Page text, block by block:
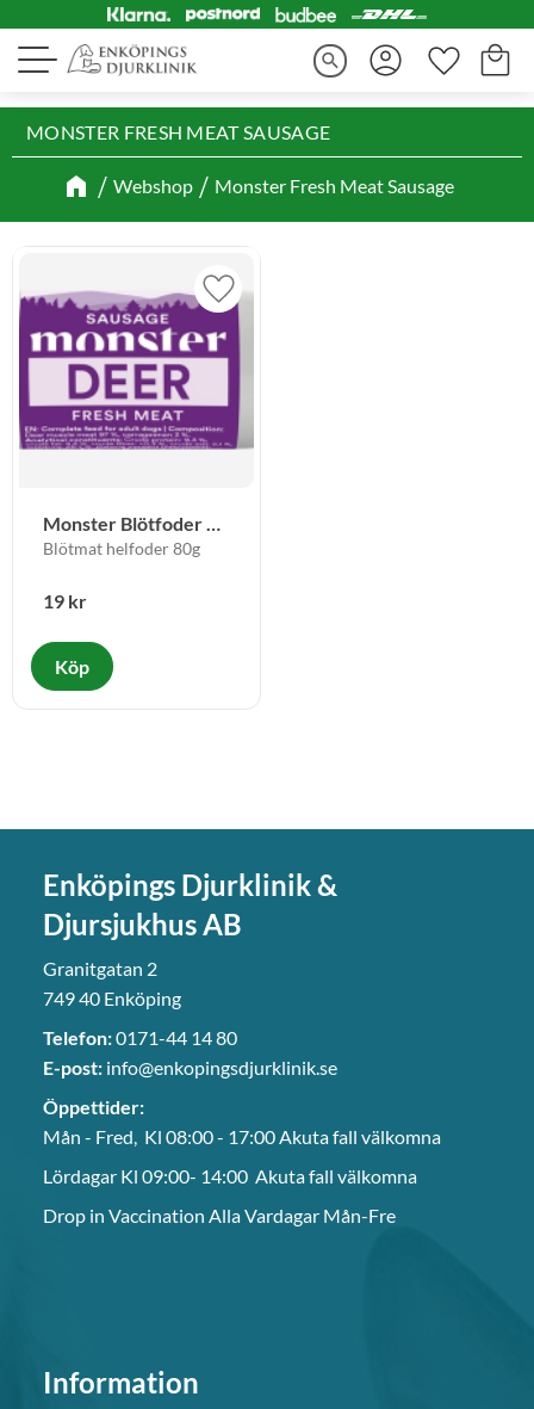
Meny search
MONSTER FRESH MEAT SAUSAGE
Webshop Monster Fresh Meat Sausage
Monster Blötfoder
Deer
Blötmat helfoder 80g
19 kr
Lägg till i favoriter
Enköpings Djurklinik &
Djursjukhus AB
Granitgatan 2
749 40 Enköping
Telefon:0171-44 14 80
E-post: info@enkopingsdjurklinik.se
Öppettider:
Mån - Fred, Kl 08:00 - 17:00 Akuta fall välkomna
Lördagar Kl 09:00- 14:00 Akuta fall välkomna
Drop in Vaccination Alla Vardagar Mån-Fre
Information